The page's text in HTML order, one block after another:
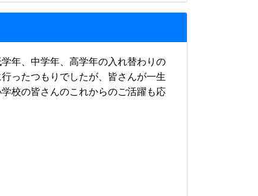
年、中学年、高学年の入れ替わりの
ったつもりでしたが、皆さんが一生
校の皆さんのこれからのご活躍も応